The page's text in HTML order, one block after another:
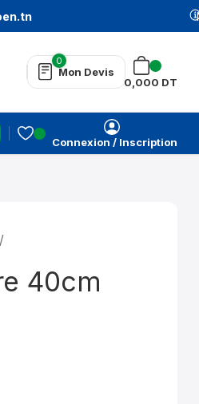
0
Mon Devis
0,000 DT
Connexion / Inscription
40cm